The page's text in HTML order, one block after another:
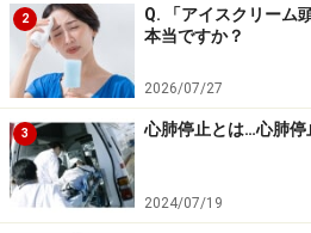
2
Q. 「アイスクリーム
本当ですか？
2026/07/27
3 心肺停止とは…心肺
2024/07/19